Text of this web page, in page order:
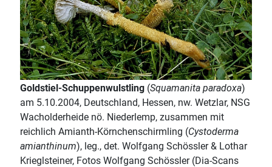
Goldstiel-Schuppenwulstling (Squamanita paradoxa)
am 5.10.2004, Deutschland, Hessen, nw. Wetzlar, NSG
Wacholderheide nö. Niederlemp, zusammen mit
reichlich Amianth-Körnchenschirmling (Cystoderma
amianthinum), leg., det. Wolfgang Schössler & Lothar
Krieglsteiner, Fotos Wolfgang Schössler (Dia-Scans